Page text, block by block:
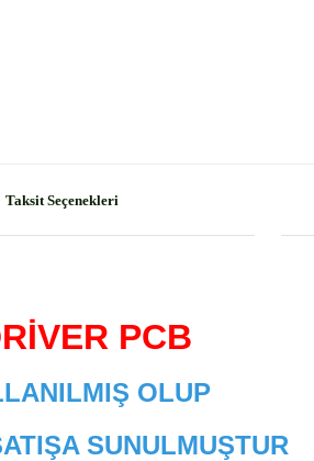
Taksit Seçenekleri
PCB
OLUP
SUNULMUŞTUR